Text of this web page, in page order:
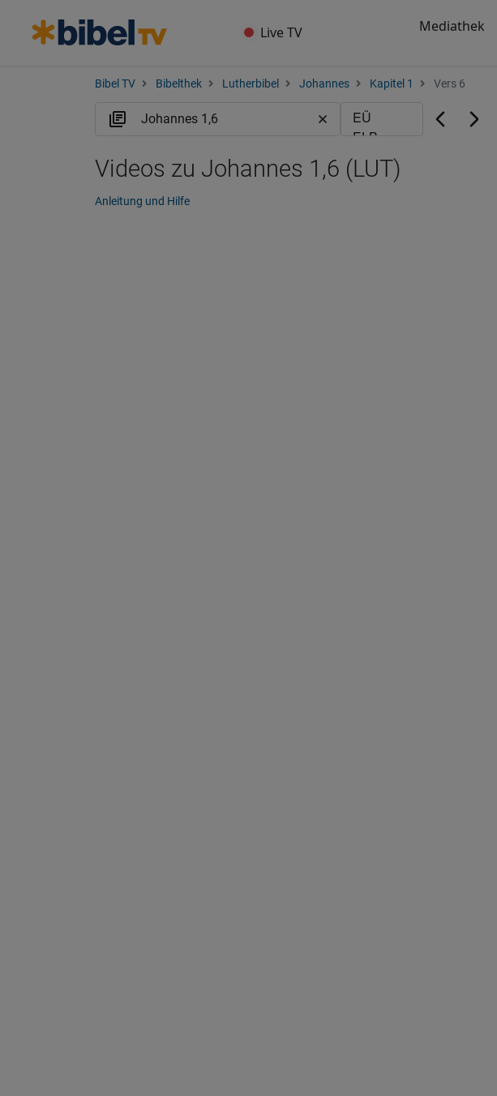
Live TV Mediathek
Bibel TV Bibelthek Lutherbibel Johannes Kapitel 1 Vers 6
Videos zu Johannes 1,6 (LUT)
Anleitung und Hilfe